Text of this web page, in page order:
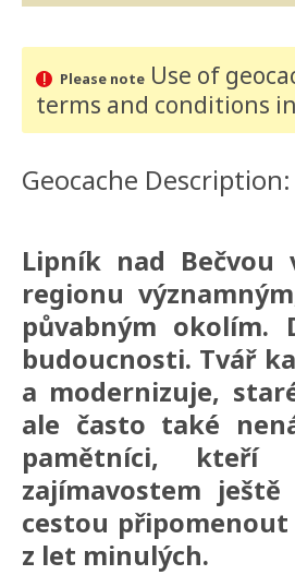
Please noteUse of
terms and conditions
Geocache Description:
Lipník nad
regionu
půvabným
budoucnosti. Tvář
a modernizuje,
ale často také
pamětníci,
zajímavostem
cestou
z let minulých.